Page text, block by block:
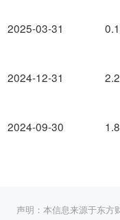
2025-03-31
2024-12-31
2024-09-30
声明：本信息来源于东方